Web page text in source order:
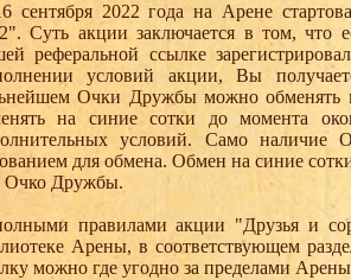
сентября 2022 года на Арене
Суть акции заключается в том, что
реферальной ссылке
условий акции, Вы
Очки Дружбы можно
на синие сотки до момента
условий. Само наличие
для обмена. Обмен на синие
Очко Дружбы.
правилами акции "Друзья и
Арены, в соответствующем
можно где угодно за пределами